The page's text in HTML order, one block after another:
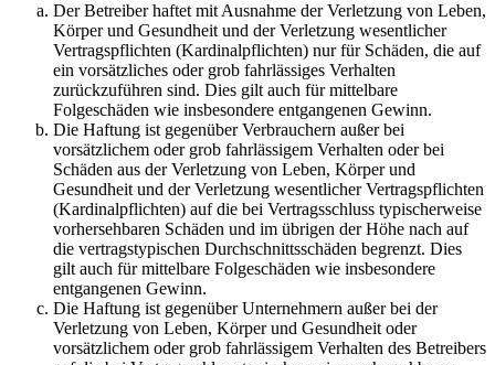
Der Betreiber haftet mit Ausnahme der Verletzung von Leben,
Körper und Gesundheit und der Verletzung wesentlicher
Vertragspflichten (Kardinalpflichten) nur für Schäden, die auf
ein vorsätzliches oder grob fahrlässiges Verhalten
zurückzuführen sind. Dies gilt auch für mittelbare
Folgeschäden wie insbesondere entgangenen Gewinn.
Die Haftung ist gegenüber Verbrauchern außer bei
vorsätzlichem oder grob fahrlässigem Verhalten oder bei
Schäden aus der Verletzung von Leben, Körper und
Gesundheit und der Verletzung wesentlicher Vertragspflichten
(Kardinalpflichten) auf die bei Vertragsschluss typischerweise
vorhersehbaren Schäden und im übrigen der Höhe nach auf
die vertragstypischen Durchschnittsschäden begrenzt. Dies
gilt auch für mittelbare Folgeschäden wie insbesondere
entgangenen Gewinn.
Die Haftung ist gegenüber Unternehmern außer bei der
Verletzung von Leben, Körper und Gesundheit oder
vorsätzlichem oder grob fahrlässigem Verhalten des Betreibers